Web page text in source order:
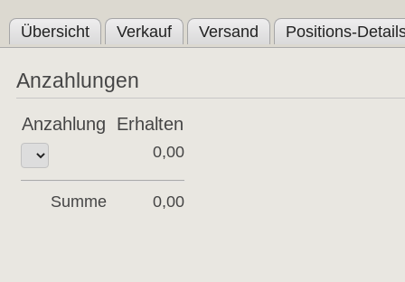
Übersicht Verkauf Versand Positions-
Anzahlungen
Anzahlung Erhalten
0,00
Summe 0,00